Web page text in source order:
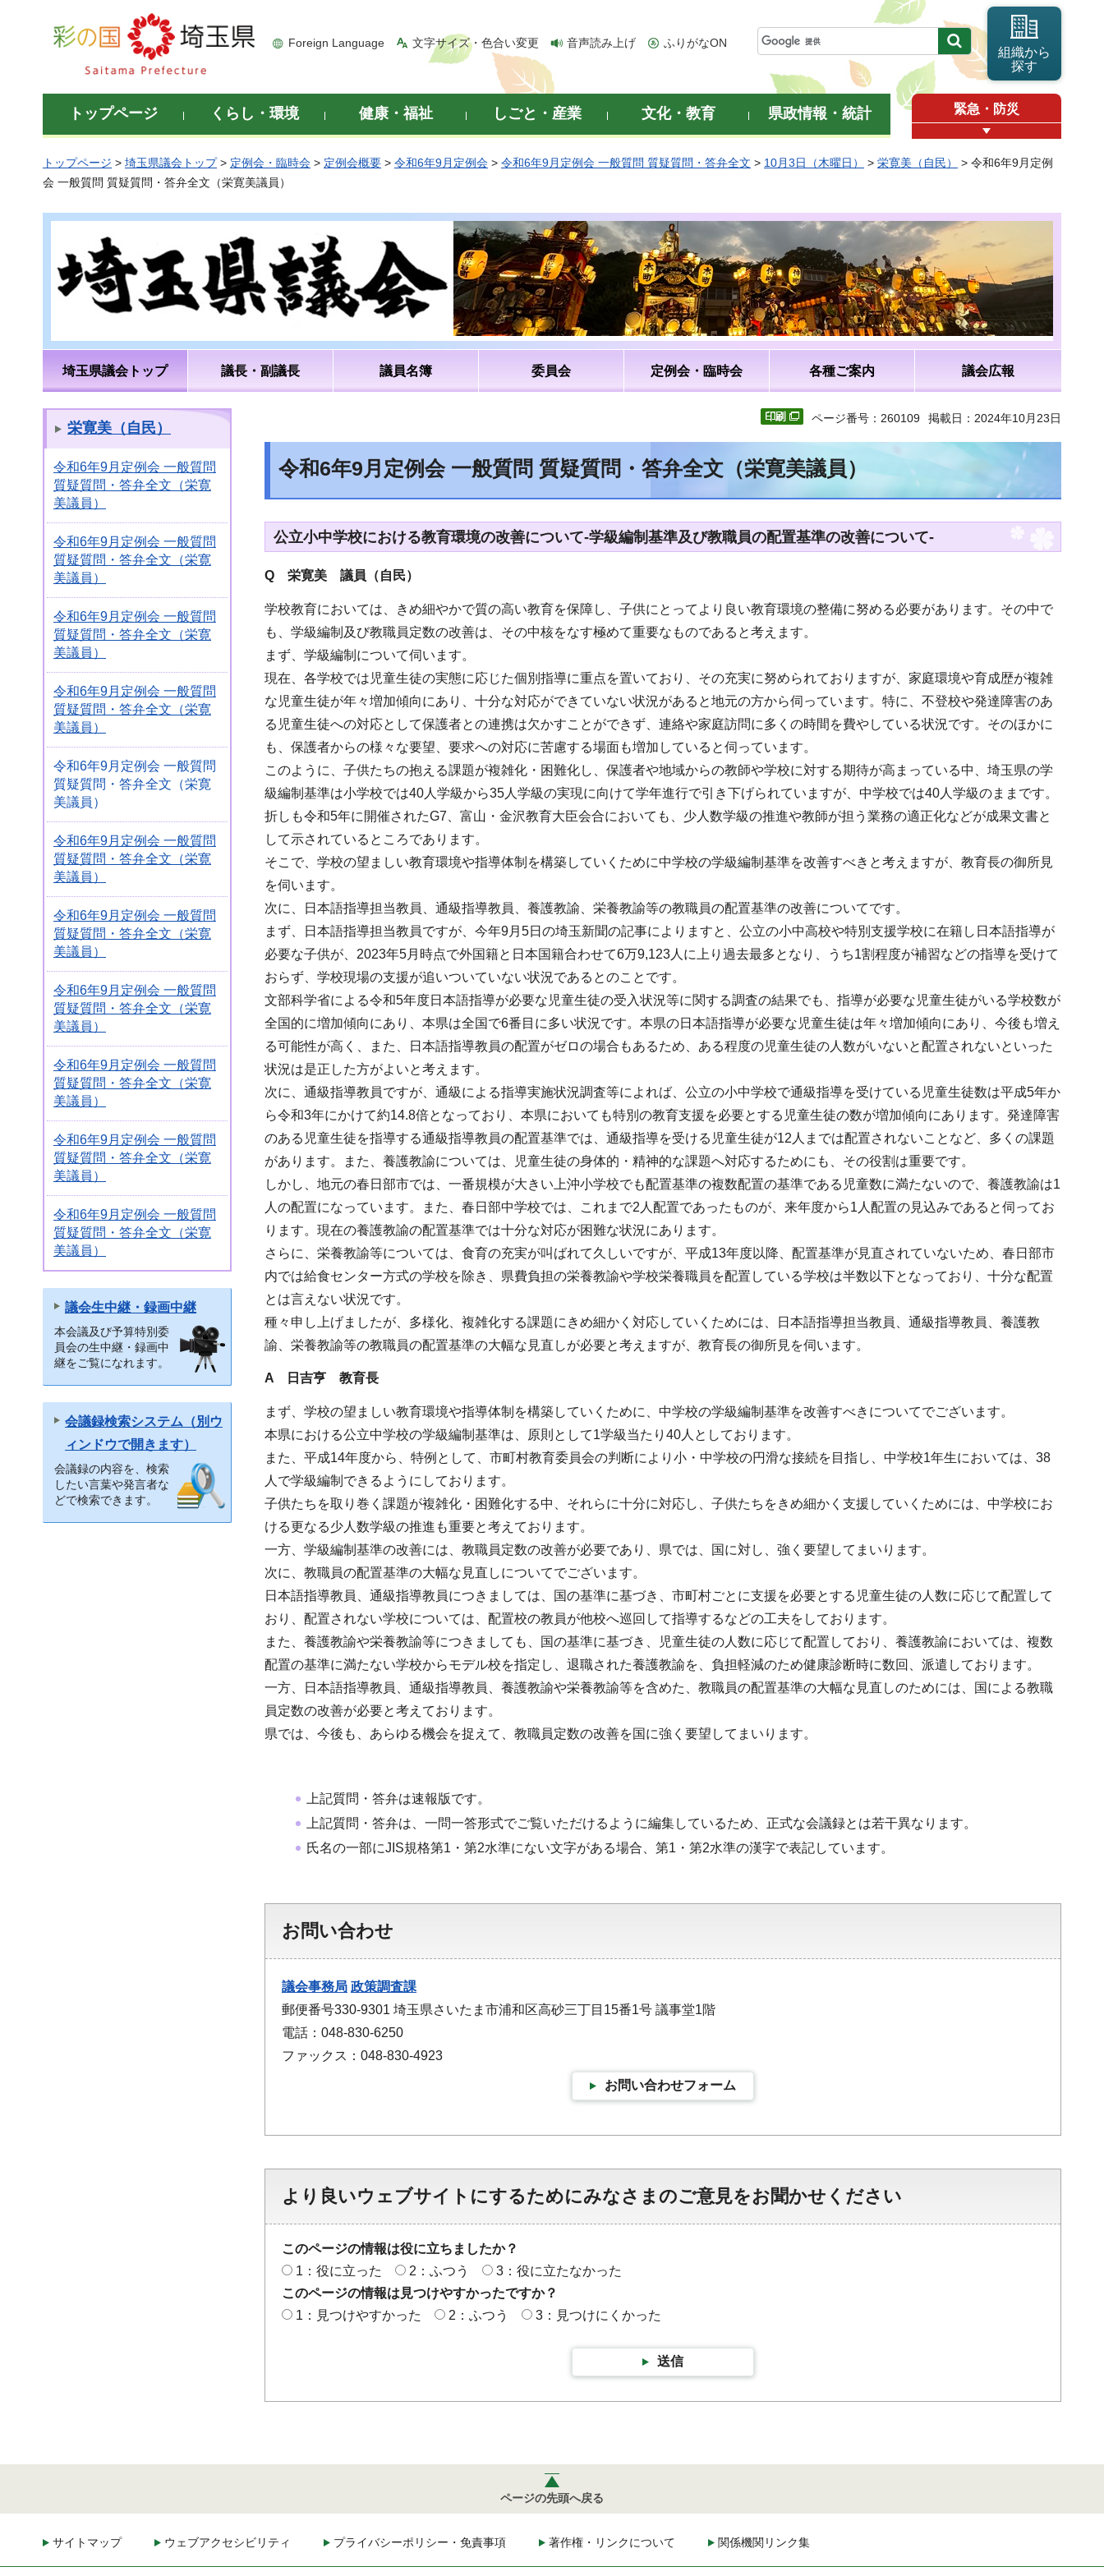
彩の国 埼玉県
Foreign Language 文字サイズ・色合い変更 音声読み上げ ふりがなON
組織から
探す
トップページ くらし・環境 健康・福祉 しごと・産業 文化・教育 県政情報・統計 緊急・防災
トップページ > 埼玉県議会トップ> 定例会・臨時会 > 定例会概要 > 令和6年9月定例会 > 令和6年9月定例会 一般質問 質疑質問・答弁全文 > 10月3日（木曜日） > 栄寛美（自民）
> 令和6年9月定例
会 一般質問 質疑質問・答弁全文（栄寛美議員）
埼玉県議会トップ 議長・副議長 議員名簿 委員会 定例会・臨時会 各種ご案内 議会広報
栄寛美（自民）
令和6年9月定例会 一般質問
質疑質問・答弁全文（栄寛
美議員）
令和6年9月定例会 一般質問
質疑質問・答弁全文（栄寛
美議員）
令和6年9月定例会 一般質問
質疑質問・答弁全文（栄寛
美議員）
令和6年9月定例会 一般質問
質疑質問・答弁全文（栄寛
美議員）
令和6年9月定例会 一般質問
質疑質問・答弁全文（栄寛
美議員）
令和6年9月定例会 一般質問
質疑質問・答弁全文（栄寛
美議員）
令和6年9月定例会 一般質問
質疑質問・答弁全文（栄寛
美議員）
令和6年9月定例会 一般質問
質疑質問・答弁全文（栄寛
美議員）
令和6年9月定例会 一般質問
質疑質問・答弁全文（栄寛
美議員）
令和6年9月定例会 一般質問
質疑質問・答弁全文（栄寛
美議員）
令和6年9月定例会 一般質問
質疑質問・答弁全文（栄寛
美議員）
議会生中継・録画中継
本会議及び予算特別委
員会の生中継・録画中
継をご覧になれます。
会議録検索システム（別ウ
ィンドウで開きます）
会議録の内容を、検索
したい言葉や発言者な
どで検索できます。
ページ番号：260109 掲載日：2024年10月23日
令和6年9月定例会 一般質問 質疑質問・答弁全文（栄寛美議員）
公立小中学校における教育環境の改善について-学級編制基準及び教職員の配置基準の改善について-
Q 栄寛美 議員（自民）
学校教育においては、きめ細やかで質の高い教育を保障し、子供にとってより良い教育環境の整備に努める必要があります。その中で
も、学級編制及び教職員定数の改善は、その中核をなす極めて重要なものであると考えます。
まず、学級編制について伺います。
現在、各学校では児童生徒の実態に応じた個別指導に重点を置いており、その充実に努められておりますが、家庭環境や育成歴が複雑
な児童生徒が年々増加傾向にあり、十分な対応ができていない状況があると地元の方から伺っています。特に、不登校や発達障害のあ
る児童生徒への対応として保護者との連携は欠かすことができず、連絡や家庭訪問に多くの時間を費やしている状況です。そのほかに
も、保護者からの様々な要望、要求への対応に苦慮する場面も増加していると伺っています。
このように、子供たちの抱える課題が複雑化・困難化し、保護者や地域からの教師や学校に対する期待が高まっている中、埼玉県の学
級編制基準は小学校では40人学級から35人学級の実現に向けて学年進行で引き下げられていますが、中学校では40人学級のままです。
折しも令和5年に開催されたG7、富山・金沢教育大臣会合においても、少人数学級の推進や教師が担う業務の適正化などが成果文書と
して示されているところであります。
そこで、学校の望ましい教育環境や指導体制を構築していくために中学校の学級編制基準を改善すべきと考えますが、教育長の御所見
を伺います。
次に、日本語指導担当教員、通級指導教員、養護教諭、栄養教諭等の教職員の配置基準の改善についてです。
まず、日本語指導担当教員ですが、今年9月5日の埼玉新聞の記事によりますと、公立の小中高校や特別支援学校に在籍し日本語指導が
必要な子供が、2023年5月時点で外国籍と日本国籍合わせて6万9,123人に上り過去最多となり、うち1割程度が補習などの指導を受けて
おらず、学校現場の支援が追いついていない状況であるとのことです。
文部科学省による令和5年度日本語指導が必要な児童生徒の受入状況等に関する調査の結果でも、指導が必要な児童生徒がいる学校数が
全国的に増加傾向にあり、本県は全国で6番目に多い状況です。本県の日本語指導が必要な児童生徒は年々増加傾向にあり、今後も増え
る可能性が高く、また、日本語指導教員の配置がゼロの場合もあるため、ある程度の児童生徒の人数がいないと配置されないといった
状況は是正した方がよいと考えます。
次に、通級指導教員ですが、通級による指導実施状況調査等によれば、公立の小中学校で通級指導を受けている児童生徒数は平成5年か
ら令和3年にかけて約14.8倍となっており、本県においても特別の教育支援を必要とする児童生徒の数が増加傾向にあります。発達障害
のある児童生徒を指導する通級指導教員の配置基準では、通級指導を受ける児童生徒が12人までは配置されないことなど、多くの課題
があります。また、養護教諭については、児童生徒の身体的・精神的な課題へ対応するためにも、その役割は重要です。
しかし、地元の春日部市では、一番規模が大きい上沖小学校でも配置基準の複数配置の基準である児童数に満たないので、養護教諭は1
人の配置になっています。また、春日部中学校では、これまで2人配置であったものが、来年度から1人配置の見込みであると伺ってお
ります。現在の養護教諭の配置基準では十分な対応が困難な状況にあります。
さらに、栄養教諭等については、食育の充実が叫ばれて久しいですが、平成13年度以降、配置基準が見直されていないため、春日部市
内では給食センター方式の学校を除き、県費負担の栄養教諭や学校栄養職員を配置している学校は半数以下となっており、十分な配置
とは言えない状況です。
種々申し上げましたが、多様化、複雑化する課題にきめ細かく対応していくためには、日本語指導担当教員、通級指導教員、養護教
諭、栄養教諭等の教職員の配置基準の大幅な見直しが必要と考えますが、教育長の御所見を伺います。
A 日吉亨 教育長
まず、学校の望ましい教育環境や指導体制を構築していくために、中学校の学級編制基準を改善すべきについてでございます。
本県における公立中学校の学級編制基準は、原則として1学級当たり40人としております。
また、平成14年度から、特例として、市町村教育委員会の判断により小・中学校の円滑な接続を目指し、中学校1年生においては、38
人で学級編制できるようにしております。
子供たちを取り巻く課題が複雑化・困難化する中、それらに十分に対応し、子供たちをきめ細かく支援していくためには、中学校にお
ける更なる少人数学級の推進も重要と考えております。
一方、学級編制基準の改善には、教職員定数の改善が必要であり、県では、国に対し、強く要望してまいります。
次に、教職員の配置基準の大幅な見直しについてでございます。
日本語指導教員、通級指導教員につきましては、国の基準に基づき、市町村ごとに支援を必要とする児童生徒の人数に応じて配置して
おり、配置されない学校については、配置校の教員が他校へ巡回して指導するなどの工夫をしております。
また、養護教諭や栄養教諭等につきましても、国の基準に基づき、児童生徒の人数に応じて配置しており、養護教諭においては、複数
配置の基準に満たない学校からモデル校を指定し、退職された養護教諭を、負担軽減のため健康診断時に数回、派遣しております。
一方、日本語指導教員、通級指導教員、養護教諭や栄養教諭等を含めた、教職員の配置基準の大幅な見直しのためには、国による教職
員定数の改善が必要と考えております。
県では、今後も、あらゆる機会を捉えて、教職員定数の改善を国に強く要望してまいります。
上記質問・答弁は速報版です。
上記質問・答弁は、一問一答形式でご覧いただけるように編集しているため、正式な会議録とは若干異なります。
氏名の一部にJIS規格第1・第2水準にない文字がある場合、第1・第2水準の漢字で表記しています。
お問い合わせ
議会事務局 政策調査課
郵便番号330-9301 埼玉県さいたま市浦和区高砂三丁目15番1号 議事堂1階
電話：048-830-6250
ファックス：048-830-4923
お問い合わせフォーム
より良いウェブサイトにするためにみなさまのご意見をお聞かせください
このページの情報は役に立ちましたか？
1：役に立った
2：ふつう
3：役に立たなかった
このページの情報は見つけやすかったですか？
1：見つけやすかった
2：ふつう 3：見つけにくかった
送信
ページの先頭へ戻る
サイトマップ ウェブアクセシビリティ プライバシーポリシー・免責事項 著作権・リンクについて 関係機関リンク集